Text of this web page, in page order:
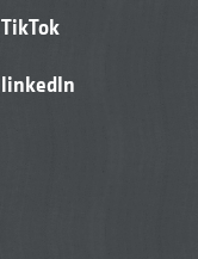
TikTok
linkedIn